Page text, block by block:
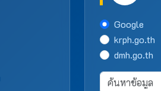
Google
krph.go.th
dmh.go.th